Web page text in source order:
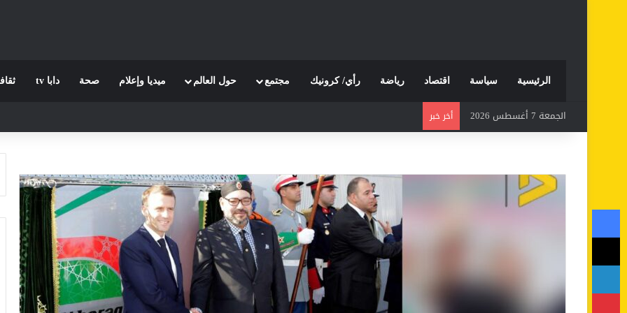
الرئيسية سياسة اقتصاد رياضة رأي/ كرونيك مجتمع حول العالم ميديا وإعلام صحة دابا tv
الجمعة 7 أغسطس 2026 أخر خبر
بينتيريست